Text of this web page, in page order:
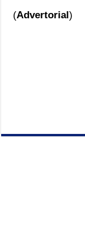
(Advertorial)